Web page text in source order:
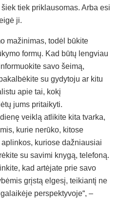
tiek priklausomas. Arba esi
ji.
mažinimas, todėl būkite
formų. Kad būtų lengviau
savo šeimą,
su gydytoju ar kitu
apie tai, kokį
jums pritaikyti.
veiklą atlikite kita tvarka,
kurie nerūko, kitose
kuriose dažniausiai
su savimi knygą, telefoną.
kad artėjate prie savo
grįstą elgesį, teikiantį ne
perspektyvoje“, –